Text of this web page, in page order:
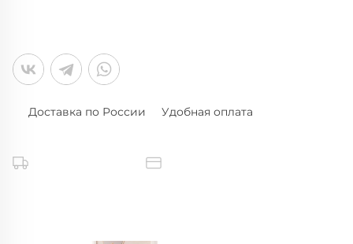
Доставка по России Удобная оплата